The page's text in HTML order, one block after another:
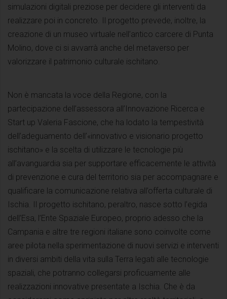
simulazioni digitali preziose per decidere gli interventi da
realizzare poi in concreto. Il progetto prevede, inoltre, la
creazione di un museo virtuale nell’antico carcere di Punta
Molino, dove ci si avvarrà anche del metaverso per
valorizzare il patrimonio culturale ischitano.
Non è mancata la voce della Regione, con la
partecipazione dell’assessora all’Innovazione Ricerca e
Start up Valeria Fascione, che ha lodato la tempestività
dell’adeguamento dell’«innovativo e visionario progetto
ischitano» e la scelta di utilizzare le tecnologie più
all’avanguardia sia per supportare efficacemente le attività
di prevenzione e cura del territorio sia per accompagnare e
qualificare la comunicazione relativa all’offerta culturale di
Ischia. Il progetto ischitano, peraltro, nasce sotto l’egida
dell’Esa, l’Ente Spaziale Europeo, proprio adesso che la
Campania e altre tre regioni italiane sono coinvolte come
aree pilota nella sperimentazione di nuovi servizi e interventi
in diversi ambiti della vita sulla Terra legati alle tecnologie
spaziali, che potranno collegarsi proficuamente alle
realizzazioni innovative presentate a Ischia. Che è da